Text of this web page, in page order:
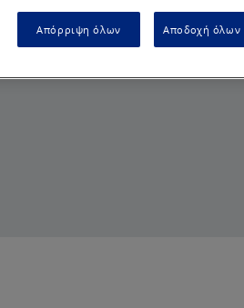
Απόρριψη όλων Αποδοχή όλων